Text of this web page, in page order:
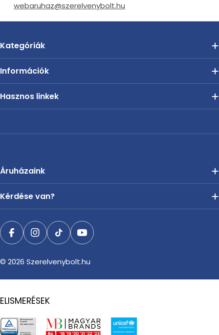
webaruhaz@szerelvenybolt.hu
Kategóriák
Információk
Hasznos linkek
Áruházaink
Kérdése van?
FacebookInstagram
TikTokYouTube
© 2026 Szerelvenybolt.hu
ELISMERÉSEK